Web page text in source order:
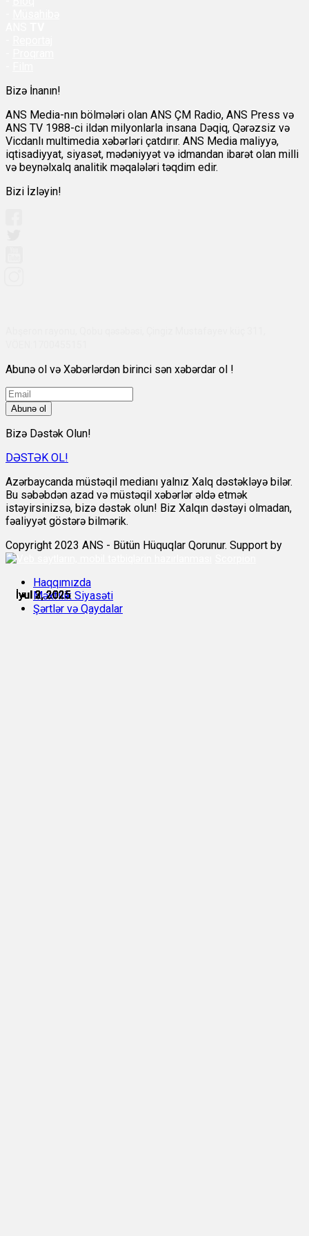
İyul 2, 2025
İyul 2, 2025
İyul 2, 2025
İyul 3, 2025
İyul 3, 2025
İyul 3, 2025
Bizə İnanın!
ANS Media-nın bölmələri olan ANS ÇM Radio, ANS Press və
ANS TV 1988-ci ildən milyonlarla insana Dəqiq, Qərəzsiz və
Vicdanlı multimedia xəbərləri çatdırır. ANS Media maliyyə,
iqtisadiyyat, siyasət, mədəniyyət və idmandan ibarət olan milli
və beynəlxalq analitik məqalələri təqdim edir.
Bizi İzləyin!
Abunə ol və Xəbərlərdən birinci sən xəbərdar ol !
Abunə ol
Bizə Dəstək Olun!
DƏSTƏK OL!
Azərbaycanda müstəqil medianı yalnız Xalq dəstəkləyə bilər.
Bu səbəbdən azad və müstəqil xəbərlər əldə etmək
istəyirsinizsə, bizə dəstək olun! Biz Xalqın dəstəyi olmadan,
fəaliyyət göstərə bilmərik.
Copyright 2023 ANS - Bütün Hüquqlar Qorunur. Support by
Haqqımızda
Məxfilik Siyasəti
Şərtlər və Qaydalar